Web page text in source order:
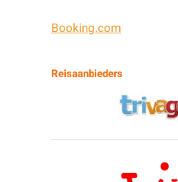
Booking.com
Reisaanbieders